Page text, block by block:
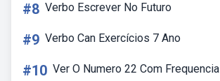
#8 Verbo Escrever No Futuro
#9 Verbo Can Exercícios 7 Ano
#10 Ver O Numero 22 Com Frequencia